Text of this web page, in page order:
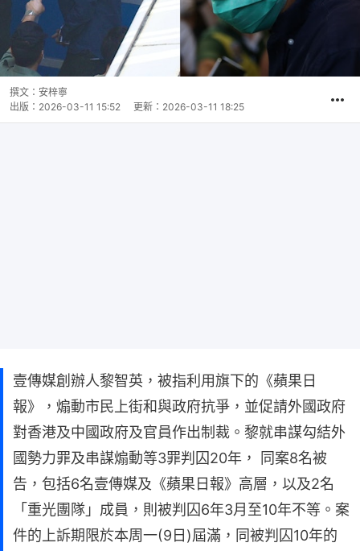
撰文： 安梓寧
出版： 2026-03-11 15:52 更新： 2026-03-11 18:25
壹傳媒創辦人黎智英，被指利用旗下的《蘋果日
報》，煽動市民上街和與政府抗爭，並促請外國政府
對香港及中國政府及官員作出制裁。黎就串謀勾結外
國勢力罪及串謀煽動等3罪判囚20年， 同案8名被
告，包括6名壹傳媒及《蘋果日報》高層，以及2名
「重光團隊」成員，則被判囚6年3月至10年不等。案
件的上訴期限於本周一(9日)屆滿，同被判囚10年的